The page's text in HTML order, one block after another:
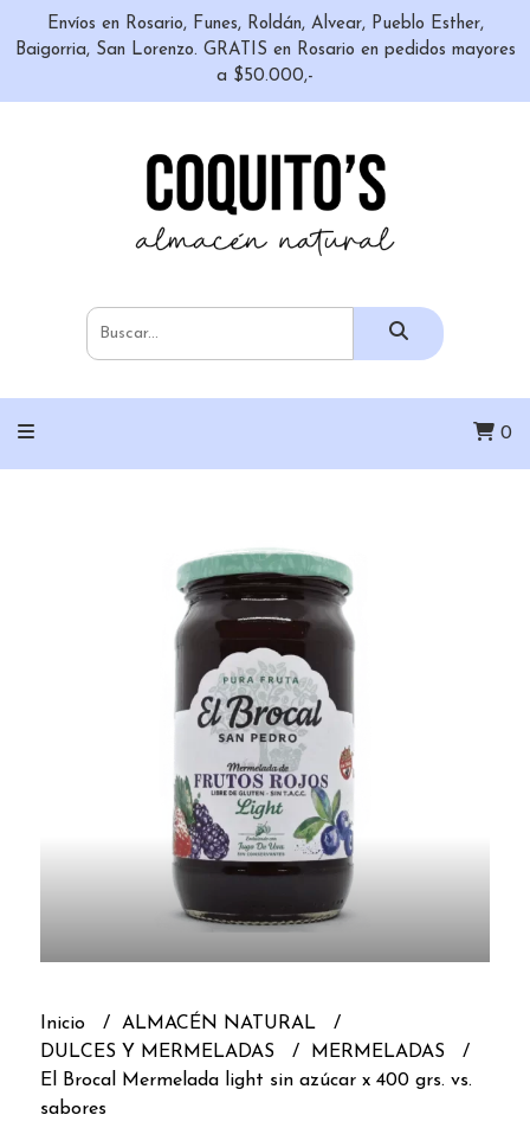
Envíos en Rosario, Funes, Roldán, Alvear, Pueblo Esther,
Baigorria, San Lorenzo. GRATIS en Rosario en pedidos mayores
a $50.000,-
0
Inicio
ALMACÉN NATURAL
DULCES Y MERMELADAS
MERMELADAS
El Brocal Mermelada light sin azúcar x 400 grs. vs.
sabores